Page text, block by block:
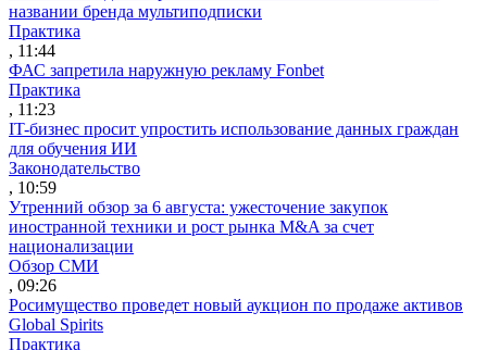
названии бренда мультиподписки
Практика
, 11:44
ФАС запретила наружную рекламу Fonbet
Практика
, 11:23
IT-бизнес просит упростить использование данных граждан
для обучения ИИ
Законодательство
, 10:59
Утренний обзор за 6 августа: ужесточение закупок
иностранной техники и рост рынка M&A за счет
национализации
Обзор СМИ
, 09:26
Росимущество проведет новый аукцион по продаже активов
Global Spirits
Практика